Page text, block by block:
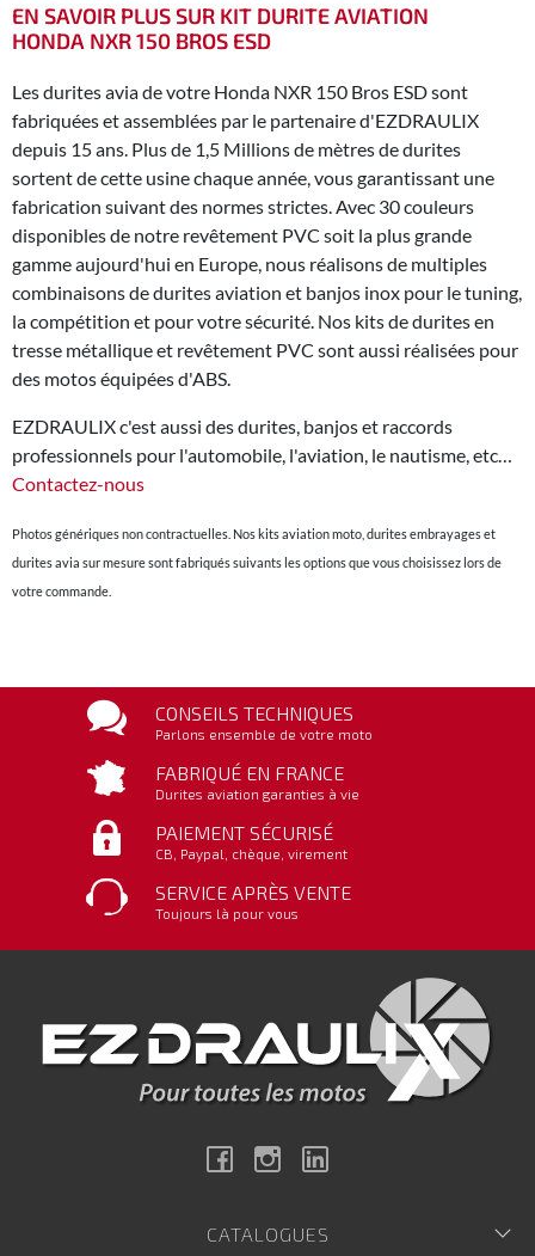
EN SAVOIR PLUS SUR KIT DURITE AVIATION
HONDA NXR 150 BROS ESD
Les durites avia de votre Honda NXR 150 Bros ESD sont
fabriquées et assemblées par le partenaire d'EZDRAULIX
depuis 15 ans. Plus de 1,5 Millions de mètres de durites
sortent de cette usine chaque année, vous garantissant une
fabrication suivant des normes strictes. Avec 30 couleurs
disponibles de notre revêtement PVC soit la plus grande
gamme aujourd'hui en Europe, nous réalisons de multiples
combinaisons de durites aviation et banjos inox pour le tuning,
la compétition et pour votre sécurité. Nos kits de durites en
tresse métallique et revêtement PVC sont aussi réalisées pour
des motos équipées d'ABS.
EZDRAULIX c'est aussi des durites, banjos et raccords
professionnels pour l'automobile, l'aviation, le nautisme, etc…
Contactez-nous
Photos génériques non contractuelles. Nos kits aviation moto, durites embrayages et
durites avia sur mesure sont fabriqués suivants les options que vous choisissez lors de
votre commande.
CONSEILS TECHNIQUES
Parlons ensemble de votre moto
FABRIQUÉ EN FRANCE
Durites aviation garanties à vie
PAIEMENT SÉCURISÉ
CB, Paypal, chèque, virement
SERVICE APRÈS VENTE
Toujours là pour vous
FacebookInstagram
CATALOGUES